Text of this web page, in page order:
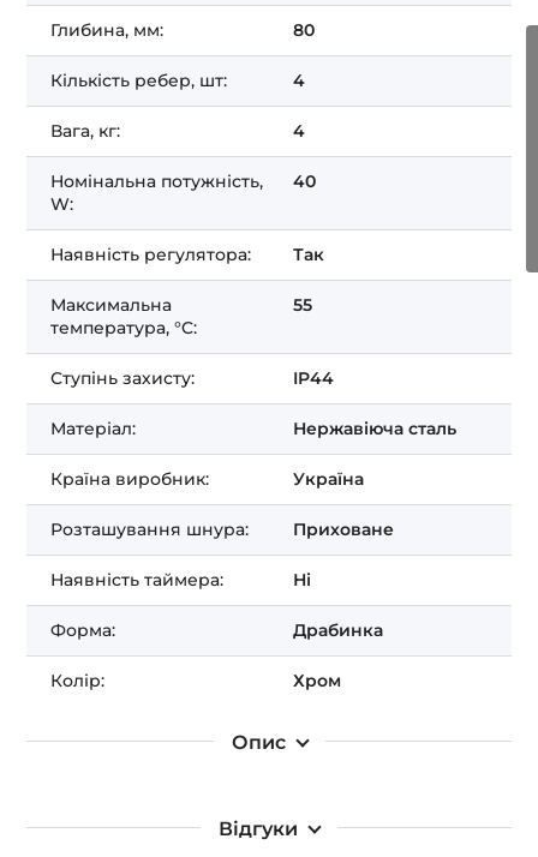
Опис
Глибина, мм: 80
Кількість ребер, шт: 4
Вага, кг: 4
Номінальна потужність,
W:
40
Наявність регулятора: Так
Максимальна
температура, °C:
55
Ступінь захисту: IP44
Матеріал: Нержавіюча сталь
Країна виробник: Україна
Розташування шнура: Приховане
Наявність таймера: Ні
Форма: Драбинка
Колір: Хром
Відгуки
Отримати ЗНИЖКУ!